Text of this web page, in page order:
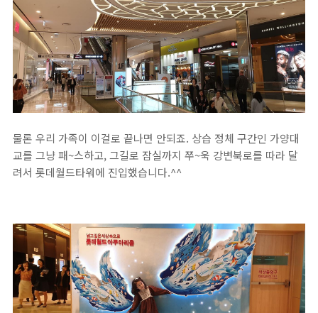
물론 우리 가족이 이걸로 끝나면 안되죠. 상습 정체 구간인 가양대
교를 그냥 패~스하고, 그길로 잠실까지 쭈~욱 강변북로를 따라 달
려서 롯데월드타워에 진입했습니다.^^